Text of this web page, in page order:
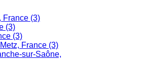
France (3)
(3)
(3)
France (3)
sur-Saône,